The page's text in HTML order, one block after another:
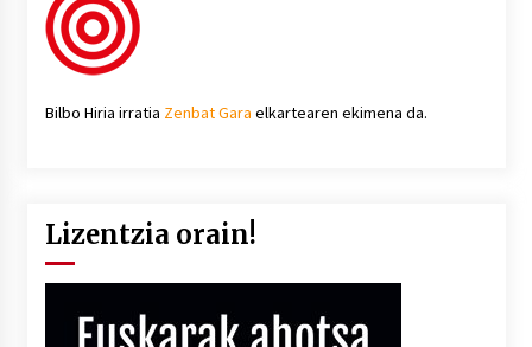
Bilbo Hiria irratia Zenbat Gara elkartearen ekimena da.
Lizentzia orain!